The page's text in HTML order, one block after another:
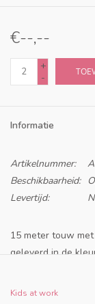
€--,--
+
-
Informatie
Artikelnummer:
Beschikbaarheid:
Levertijd:
15 meter touw
geleverd in de
Leeftijdsadvies:
Kids at work